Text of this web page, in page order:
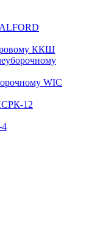
ККШ
WIC
12
4